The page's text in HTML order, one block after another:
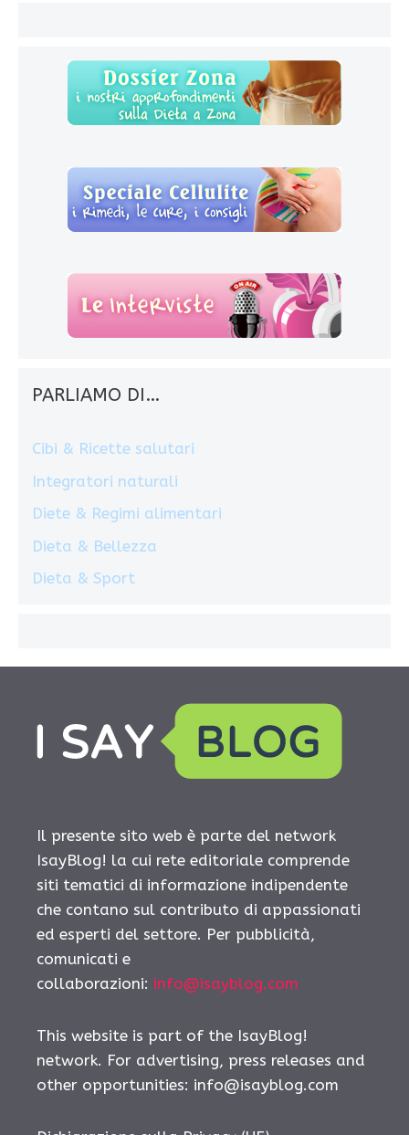
PARLIAMO DI…
Cibi & Ricette salutari
Integratori naturali
Diete & Regimi alimentari
Dieta & Bellezza
Dieta & Sport
Il presente sito web è parte del network
IsayBlog! la cui rete editoriale comprende
siti tematici di informazione indipendente
che contano sul contributo di appassionati
ed esperti del settore. Per pubblicità,
comunicati e
collaborazioni: info@isayblog.com
This website is part of the IsayBlog!
network. For advertising, press releases and
other opportunities: info@isayblog.com